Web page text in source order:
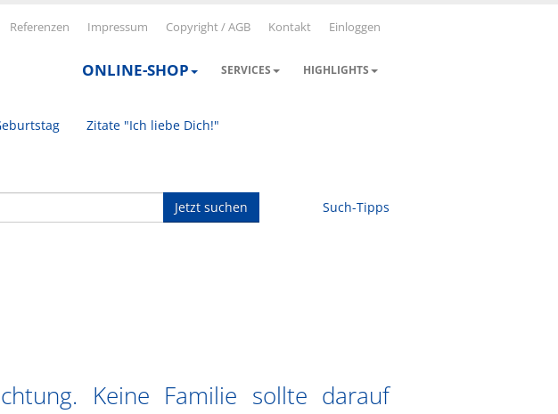
Referenzen Impressum Copyright / AGB Kontakt Einloggen
ONLINE-SHOP SERVICES HIGHLIGHTS
Zitate "Ich liebe Dich!"
Jetzt suchen Such-Tipps
Keine Familie sollte darauf